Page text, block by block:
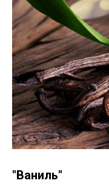
"Ваниль"